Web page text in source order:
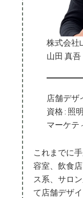
株式会社
山田 真吾
店舗デザ
資格 : 照
マーケテ
これまでに
容室、飲食
ス系、サロ
て店舗デザ